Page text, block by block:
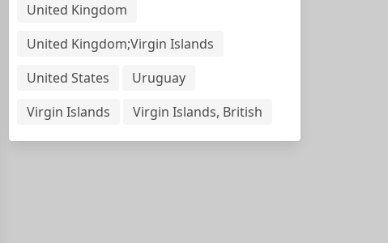
United Kingdom
United Kingdom;Virgin Islands
United States
Uruguay
Virgin Islands
Virgin Islands, British